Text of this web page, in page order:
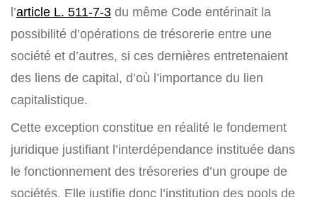
l’article L. 511-7-3 du même Code entérinait la
possibilité d’opérations de trésorerie entre une
société et d’autres, si ces dernières entretenaient
des liens de capital, d’où l’importance du lien
capitalistique.
Cette exception constitue en réalité le fondement
juridique justifiant l’interdépendance instituée dans
le fonctionnement des trésoreries d’un groupe de
sociétés. Elle justifie donc l’institution des pools de